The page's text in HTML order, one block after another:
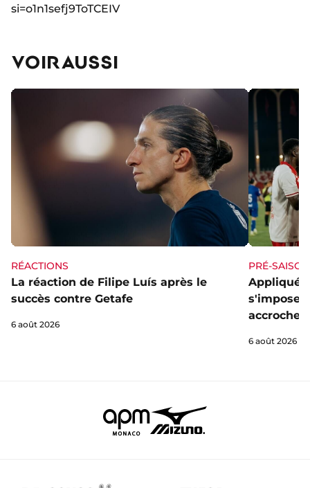
si=o1n1sefj9ToTCEIV
VOIR AUSSI
RÉACTIONS
La réaction de Filipe Luís après le
succès contre Getafe
6 août 2026
PRÉ-SAISON
Appliqué
s'impose
6 août 2026